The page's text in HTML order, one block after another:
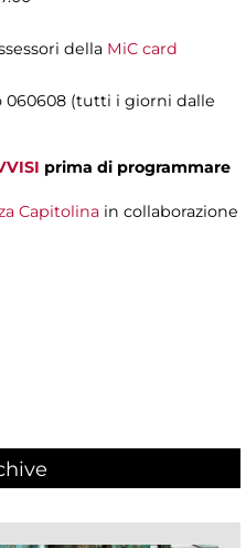
della MiC card
060608 (tutti i giorni dalle
prima di programmare
Capitolina in collaborazione